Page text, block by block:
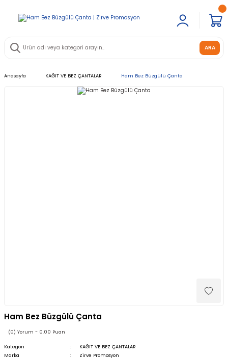
ARA
Anasayfa KAĞIT VE BEZ ÇANTALAR Ham Bez Büzgülü Çanta
Ham Bez Büzgülü Çanta
(0) Yorum - 0.00 Puan
Kategori
KAĞIT VE BEZ ÇANTALAR
Marka
Zirve Promosyon